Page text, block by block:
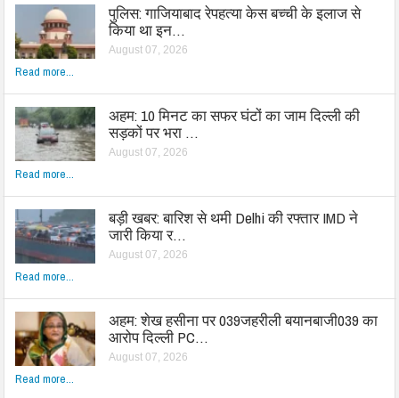
पुलिस: गाजियाबाद रेपहत्या केस बच्ची के इलाज से
किया था इन…
August 07, 2026
Read more...
अहम: 10 मिनट का सफर घंटों का जाम दिल्ली की
सड़कों पर भरा …
August 07, 2026
Read more...
बड़ी खबर: बारिश से थमी Delhi की रफ्तार IMD ने
जारी किया र…
August 07, 2026
Read more...
अहम: शेख हसीना पर 039जहरीली बयानबाजी039 का
आरोप दिल्ली PC…
August 07, 2026
Read more...